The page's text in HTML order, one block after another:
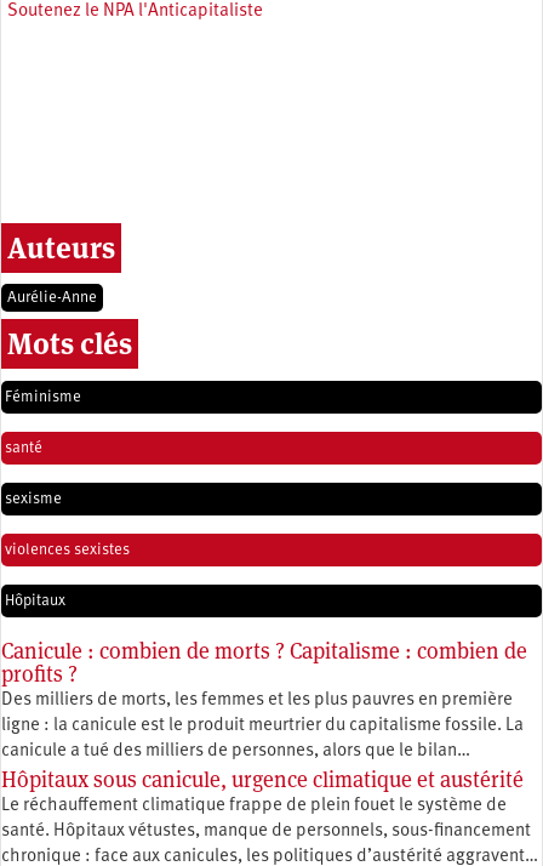
Soutenez le NPA l'Anticapitaliste
Auteurs
Aurélie-Anne
Mots clés
Féminisme
santé
sexisme
violences sexistes
Hôpitaux
Canicule : combien de morts ? Capitalisme : combien de
profits ?
Des milliers de morts, les femmes et les plus pauvres en première
ligne : la canicule est le produit meurtrier du capitalisme fossile. La
canicule a tué des milliers de personnes, alors que le bilan…
Hôpitaux sous canicule, urgence climatique et austérité
Le réchauffement climatique frappe de plein fouet le système de
santé. Hôpitaux vétustes, manque de personnels, sous-financement
chronique : face aux canicules, les politiques d’austérité aggravent…